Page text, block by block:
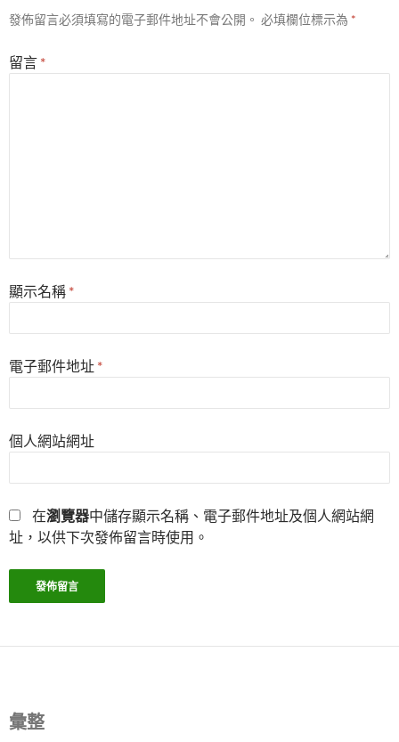
發佈留言必須填寫的電子郵件地址不會公開。 必填欄位標示為 *
留言 *
顯示名稱 *
電子郵件地址 *
個人網站網址
在瀏覽器中儲存顯示名稱、電子郵件地址及個人網站網
址，以供下次發佈留言時使用。
彙整